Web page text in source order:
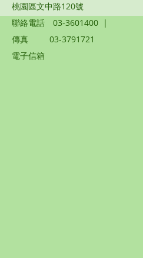
桃園區文中路120號
聯絡電話
03-3601400 |
傳真
03-3791721
電子信箱